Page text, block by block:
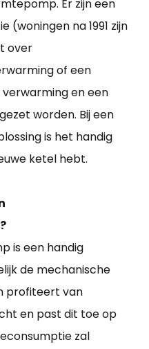
Er zijn een
(woningen na 1991 zijn
over
of een
en een
worden. Bij een
is het handig
ketel hebt.
is een handig
de mechanische
profiteert van
en past dit toe op
zal